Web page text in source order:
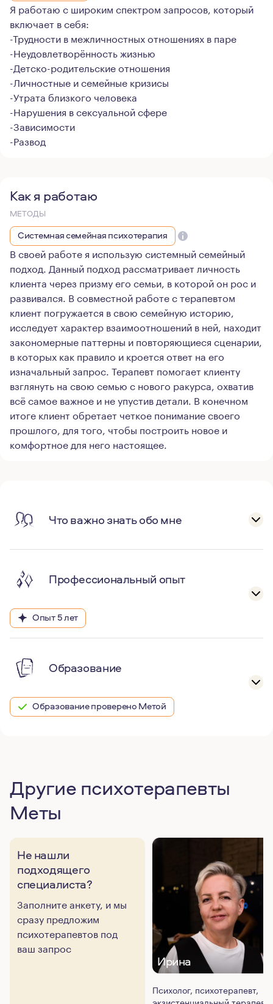
Я работаю с широким спектром запросов, который
включает в себя:
-Трудности в межличностных отношениях в паре
-Неудовлетворённость жизнью
-Детско-родительские отношения
-Личностные и семейные кризисы
-Утрата близкого человека
-Нарушения в сексуальной сфере
-Зависимости
-Развод
Как я работаю
МЕТОДЫ
Системная семейная психотерапия
В своей работе я использую системный семейный
подход. Данный подход рассматривает личность
клиента через призму его семьи, в которой он рос и
развивался. В совместной работе с терапевтом
клиент погружается в свою семейную историю,
исследует характер взаимоотношений в ней, находит
закономерные паттерны и повторяющиеся сценарии,
в которых как правило и кроется ответ на его
изначальный запрос. Терапевт помогает клиенту
взглянуть на свою семью с нового ракурса, охватив
всё самое важное и не упустив детали. В конечном
итоге клиент обретает четкое понимание своего
прошлого, для того, чтобы построить новое и
комфортное для него настоящее.
Что важно знать обо мне
Профессиональный опыт
Опыт 5 лет
Образование
Образование проверено Метой
Другие психотерапевты
Меты
Не нашли
подходящего
специалиста?
Заполните анкету, и мы
сразу предложим
психотерапевтов под
ваш запрос
Ирина
Психолог, психотерапевт,